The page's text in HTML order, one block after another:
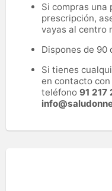
Si compras una
prescripción,
vayas al centro
Dispones de 90
Si tienes
en contacto
teléfono 91 217